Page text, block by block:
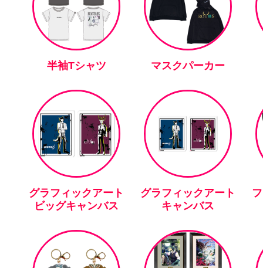
半袖Tシャツ マスクパーカー
グラフィックアート
ビッグキャンバス
グラフィックアート
キャンバス